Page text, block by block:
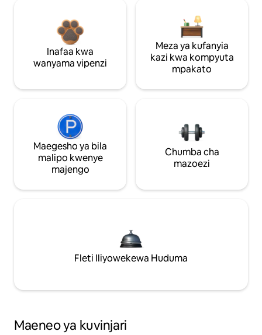
Inafaa kwa
wanyama vipenzi
Meza ya kufanyia
kazi kwa kompyuta
mpakato
Maegesho ya bila
malipo kwenye
majengo
Chumba cha
mazoezi
Fleti Iliyowekewa Huduma
Maeneo ya kuvinjari